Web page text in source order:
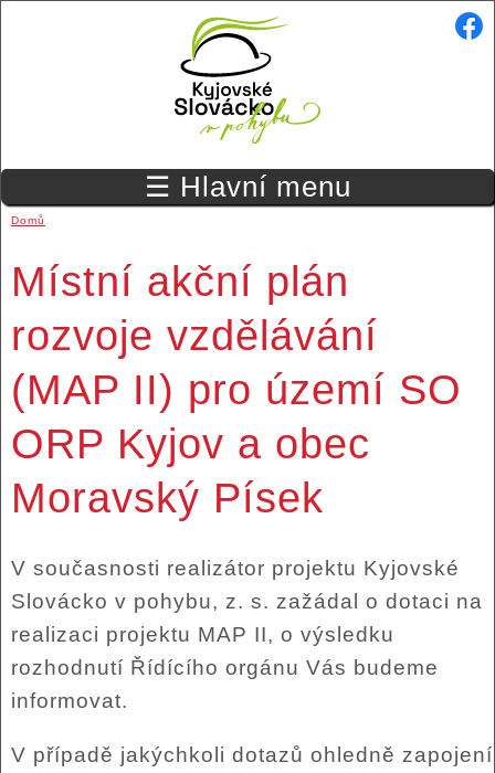
Přejít k hlavnímu obsahu
☰ Hlavní menu
Jste zde
Domů
Místní akční plán
rozvoje vzdělávání
(MAP II) pro území SO
ORP Kyjov a obec
Moravský Písek
V současnosti realizátor projektu Kyjovské
Slovácko v pohybu, z. s. zažádal o dotaci na
realizaci projektu MAP II, o výsledku
rozhodnutí Řídícího orgánu Vás budeme
informovat.
V případě jakýchkoli dotazů ohledně zapojení